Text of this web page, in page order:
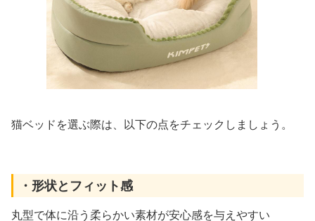
猫ベッドを選ぶ際は、以下の点をチェックしましょう。
・形状とフィット感
丸型で体に沿う柔らかい素材が安心感を与えやすい